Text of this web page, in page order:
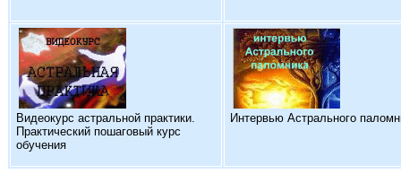
Видеокурс астральной практики.
Практический пошаговый курс
обучения
Интервью Астрального